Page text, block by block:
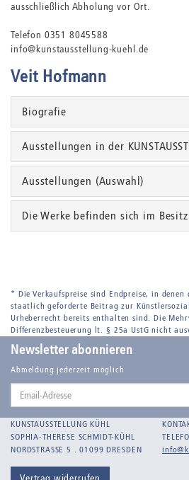
ausschließlich Abholung vor Ort.
Telefon 0351 8045588
info@kunstausstellung-kuehl.de
Veit Hofmann
Biografie
Ausstellungen in der
Ausstellungen (Auswahl)
Die Werke befinden sich im
* Die Verkaufspreise sind Endpreise, in
staatlich geforderte Beitrag zur
Urheberrecht bereits enthalten sind. Die
Differenzbesteuerung lt. § 25a UstG nicht
Newsletter abonnieren
Abmeldung jederzeit möglich
Email-
KUNSTAUSSTELLUNG KÜHL
SOPHIA-THERESE SCHMIDT-KÜHL
NORDSTRASSE 5 . 01099 DRESDEN